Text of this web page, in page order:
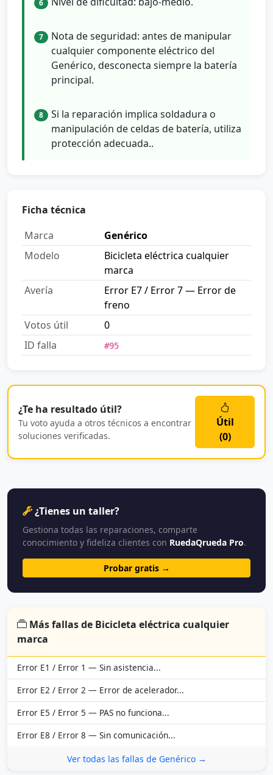
6
7
Nota de seguridad: antes de manipular
cualquier componente eléctrico del
Genérico, desconecta siempre la batería
principal.
8
Si la reparación implica soldadura o
manipulación de celdas de batería, utiliza
protección adecuada..
Ficha técnica
Marca
Genérico
Modelo
Bicicleta eléctrica cualquier
marca
Avería
Error E7 / Error 7 — Error de
freno
Votos útil
0
ID falla
#95
¿Te ha resultado útil?
Tu voto ayuda a otros técnicos a encontrar
soluciones verificadas.
Útil
(0)
¿Tienes un taller?
Gestiona todas las reparaciones, comparte
conocimiento y fideliza clientes con RuedaQrueda Pro.
Probar gratis →
Más fallas de Bicicleta eléctrica cualquier
marca
Error E1 / Error 1 — Sin asistencia...
Error E2 / Error 2 — Error de acelerador...
Error E5 / Error 5 — PAS no funciona...
Error E8 / Error 8 — Sin comunicación...
Ver todas las fallas de Genérico →